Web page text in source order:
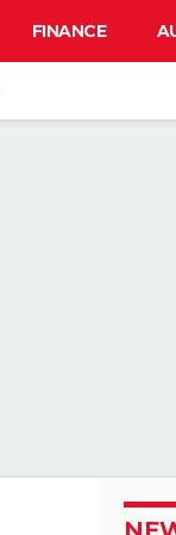
FINANCE